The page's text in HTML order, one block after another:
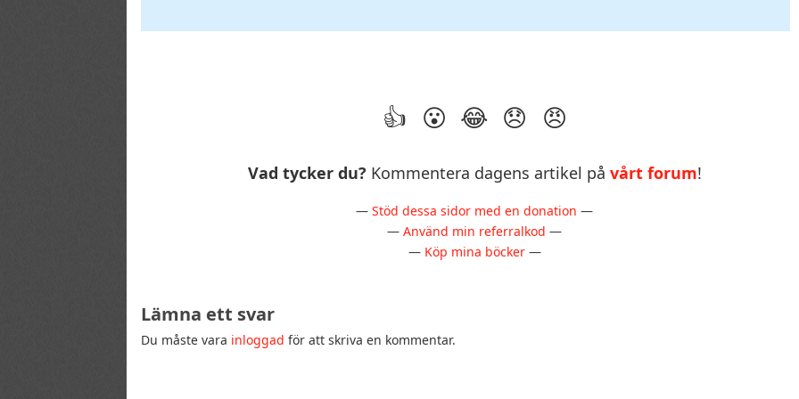
Vad tycker du? Kommentera dagens artikel på vårt forum!
— Stöd dessa sidor med en donation —
— Använd min referralkod —
— Köp mina böcker—
Lämna ett svar
Du måste vara inloggad för att skriva en kommentar.